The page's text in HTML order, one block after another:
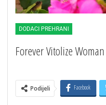
DODACI PREHRANI
Forever Vitolize
Podijeli Facebook